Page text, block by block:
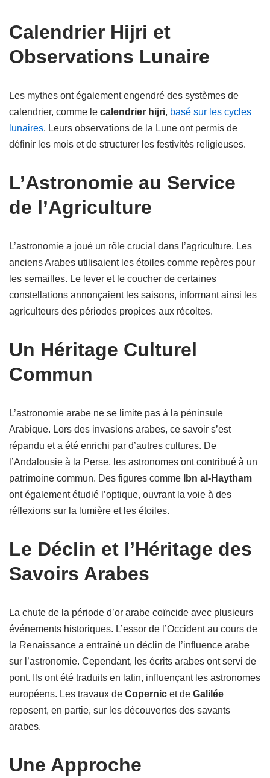
Calendrier Hijri et
Observations Lunaire
Les mythes ont également engendré des systèmes de
calendrier, comme le calendrier hijri, basé sur les cycles
lunaires. Leurs observations de la Lune ont permis de
définir les mois et de structurer les festivités religieuses.
L’Astronomie au Service
de l’Agriculture
L’astronomie a joué un rôle crucial dans l’agriculture. Les
anciens Arabes utilisaient les étoiles comme repères pour
les semailles. Le lever et le coucher de certaines
constellations annonçaient les saisons, informant ainsi les
agriculteurs des périodes propices aux récoltes.
Un Héritage Culturel
Commun
L’astronomie arabe ne se limite pas à la péninsule
Arabique. Lors des invasions arabes, ce savoir s’est
répandu et a été enrichi par d’autres cultures. De
l’Andalousie à la Perse, les astronomes ont contribué à un
patrimoine commun. Des figures comme
Ibn al-Haytham
ont également étudié l’optique, ouvrant la voie à des
réflexions sur la lumière et les étoiles.
Le Déclin et l’Héritage des
Savoirs Arabes
La chute de la période d’or arabe coïncide avec plusieurs
événements historiques. L’essor de l’Occident au cours de
la Renaissance a entraîné un déclin de l’influence arabe
sur l’astronomie. Cependant, les écrits arabes ont servi de
pont. Ils ont été traduits en latin, influençant les astronomes
européens. Les travaux de Copernic et de Galilée
reposent, en partie, sur les découvertes des savants
arabes.
Une Approche